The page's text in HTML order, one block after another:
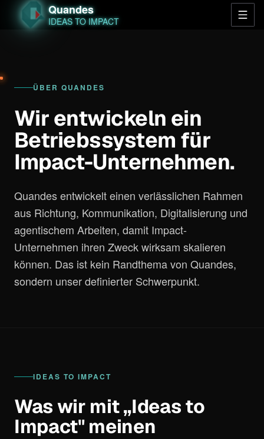
Quandes
IDEAS TO IMPACT
ÜBER QUANDES
Wir entwickeln ein
Betriebssystem für
Impact-Unternehmen.
Quandes entwickelt einen verlässlichen Rahmen
aus Richtung, Kommunikation, Digitalisierung und
agentischem Arbeiten, damit Impact-
Unternehmen ihren Zweck wirksam skalieren
können. Das ist kein Randthema von Quandes,
sondern unser definierter Schwerpunkt.
IDEAS TO IMPACT
Was wir mit „Ideas to
Impact" meinen